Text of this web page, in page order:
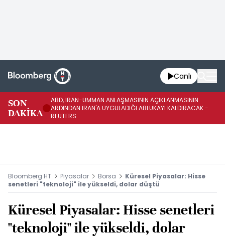
Canlı
SON
DAKİKA
ABD, İRAN-UMMAN ANLAŞMASININ AÇIKLANMASININ
ARDINDAN İRAN'A UYGULADIĞI ABLUKAYI KALDIRACAK -
REUTERS
Bloomberg HT Piyasalar Borsa
Küresel Piyasalar: Hisse
senetleri "teknoloji" ile yükseldi, dolar düştü
Küresel Piyasalar: Hisse senetleri
"teknoloji" ile yükseldi, dolar